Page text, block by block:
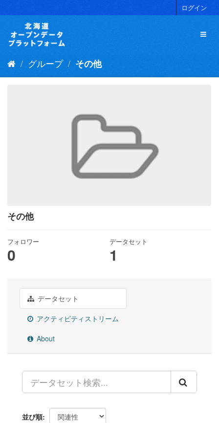
キ
ログイン
グループ その他
その他
フォロワー
0
データセット
1
データセット
アクティビティストリーム
About
並び順